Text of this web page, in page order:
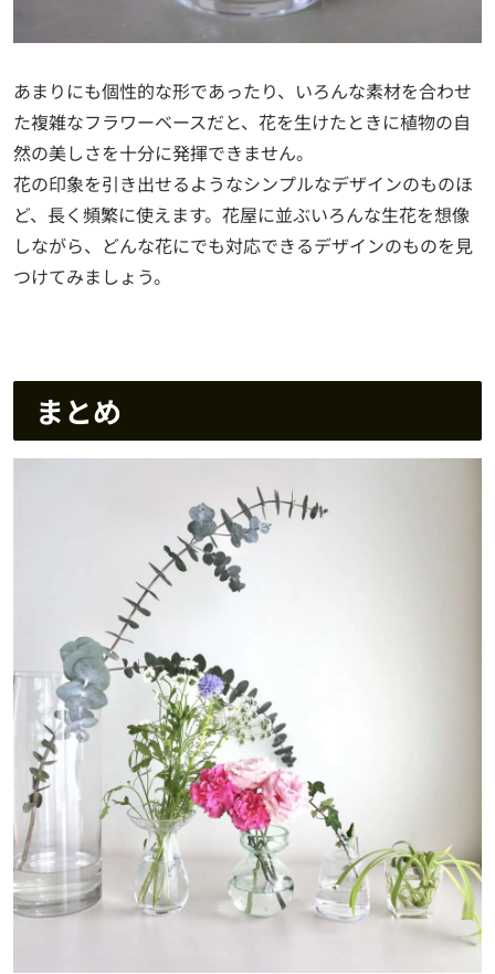
あまりにも個性的な形であったり、いろんな素材を合わせ
た複雑なフラワーベースだと、花を生けたときに植物の自
然の美しさを十分に発揮できません。
花の印象を引き出せるようなシンプルなデザインのものほ
ど、長く頻繁に使えます。花屋に並ぶいろんな生花を想像
しながら、どんな花にでも対応できるデザインのものを見
つけてみましょう。
まとめ